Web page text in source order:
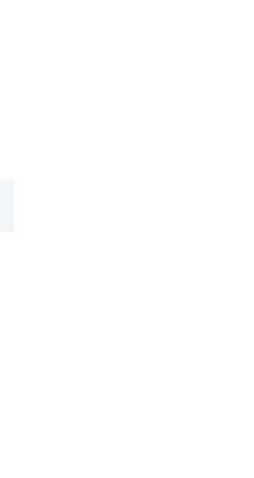
ٱلَّذِى خَلَقَكُم مِّن نَّفْسٍۢ وَٰحِدَةٍۢ